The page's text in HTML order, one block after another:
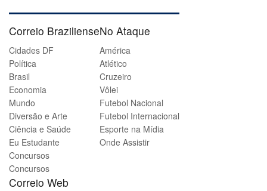
Correio Braziliense
Cidades DF
Política
Brasil
Economia
Mundo
Diversão e Arte
Ciência e Saúde
Eu Estudante
Concursos
Concursos
Correio Web
No Ataque
América
Atlético
Cruzeiro
Vôlei
Futebol Nacional
Futebol Internacional
Esporte na Mídia
Onde Assistir